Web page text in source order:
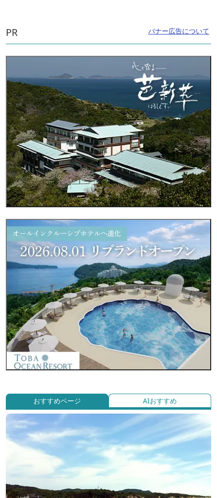
PR バナー広告について
おすすめページ AIおすすめ